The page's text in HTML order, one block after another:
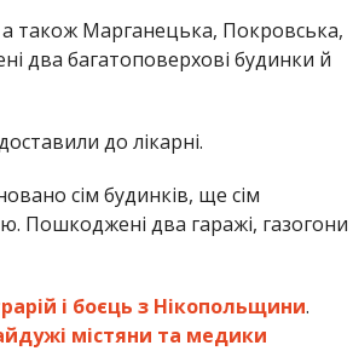
також Марганецька, Покровська,
два багатоповерхові будинки й
до лікарні.
сім будинків, ще сім
Пошкоджені два гаражі, газогони
і боєць з Нікопольщини.
містяни та медики